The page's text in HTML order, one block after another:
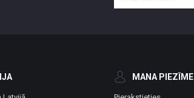
MANA PIEZĪME